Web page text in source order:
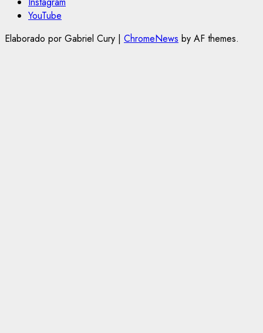
YouTube
Elaborado por Gabriel Cury | ChromeNews by AF themes.